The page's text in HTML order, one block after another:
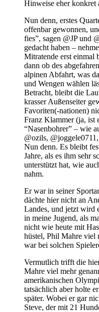
Hinweise eher konkret
Nun denn, erstes
offenbar gewonnen,
fies”, sagen @JP und
gedacht haben –
Mitratende erst einmal
dann ob des
alpinen Abfahrt, was
und Wengen wählen
Betracht, bleibt die
krasser Außenseiter
Favoriten(-nationen)
Franz Klammer (ja, ist
“Nasenbohrer” – wie
@ozils,
Nun denn. Es bleibt
Jahre, als es ihm sehr
unterstützt hat, wie
nahm.
Er war in seiner
dächte hier nicht an
Landes, und jetzt wird
in meine Jugend, als
nicht wie heute mit
hüstel, Phil Mahre viel
war bei solchen
Vermutlich trifft die
Mahre viel mehr
amerikanischen
tatsächlich aber holte
später. Wobei er gar
Steve, der mit 21